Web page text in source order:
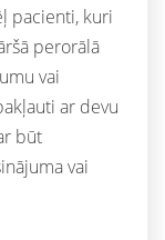
pacienti, kuri
perorālā
vai
ar devu
būt
vai